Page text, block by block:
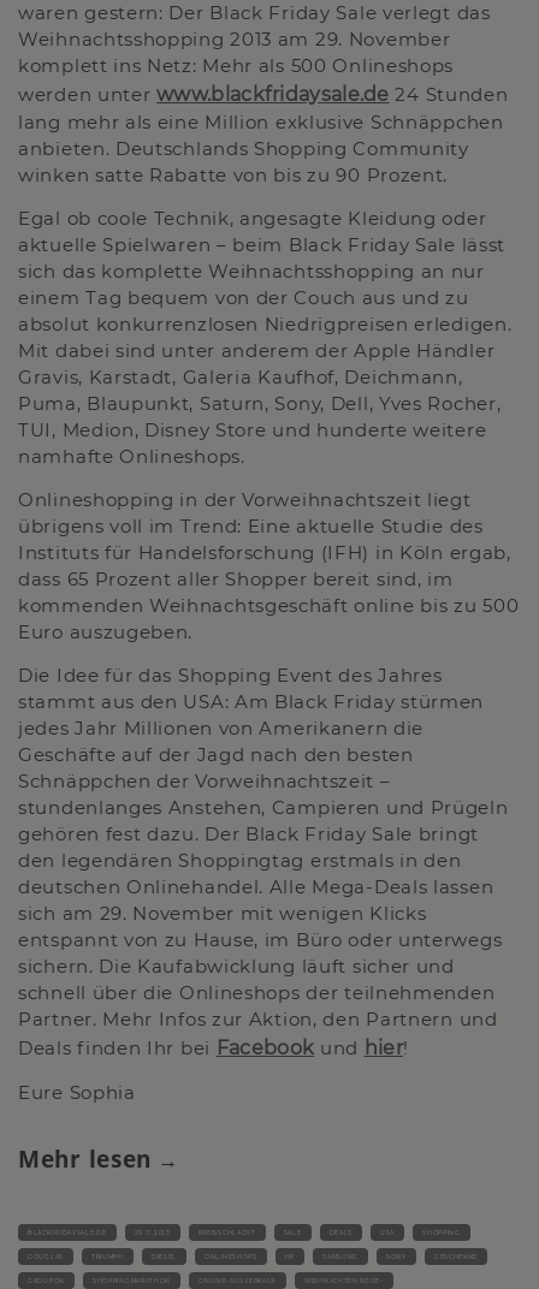
waren gestern: Der Black Friday Sale verlegt das
Weihnachtsshopping 2013 am 29. November
komplett ins Netz: Mehr als 500 Onlineshops
werden unterwww.blackfridaysale.de 24 Stunden
lang mehr als eine Million exklusive Schnäppchen
anbieten. Deutschlands Shopping Community
winken satte Rabatte von bis zu 90 Prozent.
Egal ob coole Technik, angesagte Kleidung oder
aktuelle Spielwaren – beim Black Friday Sale lässt
sich das komplette Weihnachtsshopping an nur
einem Tag bequem von der Couch aus und zu
absolut konkurrenzlosen Niedrigpreisen erledigen.
Mit dabei sind unter anderem der Apple Händler
Gravis, Karstadt, Galeria Kaufhof, Deichmann,
Puma, Blaupunkt, Saturn, Sony, Dell, Yves Rocher,
TUI, Medion, Disney Store und hunderte weitere
namhafte Onlineshops.
Onlineshopping in der Vorweihnachtszeit liegt
übrigens voll im Trend: Eine aktuelle Studie des
Instituts für Handelsforschung (IFH) in Köln ergab,
dass 65 Prozent aller Shopper bereit sind, im
kommenden Weihnachtsgeschäft online bis zu 500
Euro auszugeben.
Die Idee für das Shopping Event des Jahres
stammt aus den USA: Am Black Friday stürmen
jedes Jahr Millionen von Amerikanern die
Geschäfte auf der Jagd nach den besten
Schnäppchen der Vorweihnachtszeit –
stundenlanges Anstehen, Campieren und Prügeln
gehören fest dazu. Der Black Friday Sale bringt
den legendären Shoppingtag erstmals in den
deutschen Onlinehandel. Alle Mega-Deals lassen
sich am 29. November mit wenigen Klicks
entspannt von zu Hause, im Büro oder unterwegs
sichern. Die Kaufabwicklung läuft sicher und
schnell über die Onlineshops der teilnehmenden
Partner. Mehr Infos zur Aktion, den Partnern und
Deals finden Ihr bei Facebook und hier!
Eure Sophia
Mehr lesen
BLACKFRIDAYSALE.DE 29.11.2013 PREISSCHLACHT SALE DEALS USA SHOPPING
DOUGLAS TRIUMPH DIESEL ONLINESHOPS HP SAMSUNG SONY GESCHENKE
GROUPON SHOPPINGMARATHON ONLINE-AUSVERKAUF WEIHNACHTEN REISE-